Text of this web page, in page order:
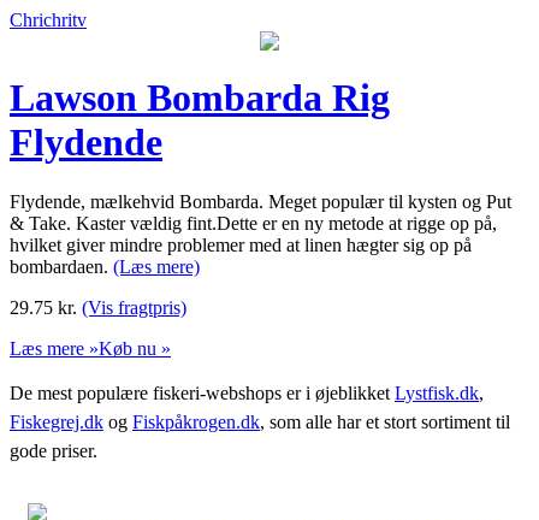
Chrichritv
Lawson Bombarda Rig
Flydende
Flydende, mælkehvid Bombarda. Meget populær til kysten og Put
& Take. Kaster vældig fint.Dette er en ny metode at rigge op på,
hvilket giver mindre problemer med at linen hægter sig op på
bombardaen. (Læs mere)
29.75 kr. (Vis fragtpris)
Læs mere »Køb nu »
De mest populære fiskeri-webshops er i øjeblikket Lystfisk.dk,
Fiskegrej.dk og Fiskpåkrogen.dk, som alle har et stort sortiment til
gode priser.